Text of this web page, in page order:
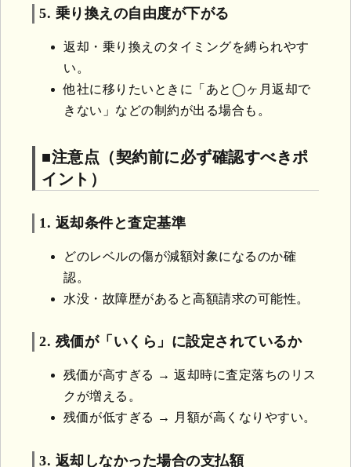
5. 乗り換えの自由度が下がる
返却・乗り換えのタイミングを縛られやす
い。
他社に移りたいときに「あと◯ヶ月返却で
きない」などの制約が出る場合も。
■注意点（契約前に必ず確認すべきポ
イント）
1. 返却条件と査定基準
どのレベルの傷が減額対象になるのか確
認。
水没・故障歴があると高額請求の可能性。
2. 残価が「いくら」に設定されているか
残価が高すぎる → 返却時に査定落ちのリス
クが増える。
残価が低すぎる → 月額が高くなりやすい。
3. 返却しなかった場合の支払額